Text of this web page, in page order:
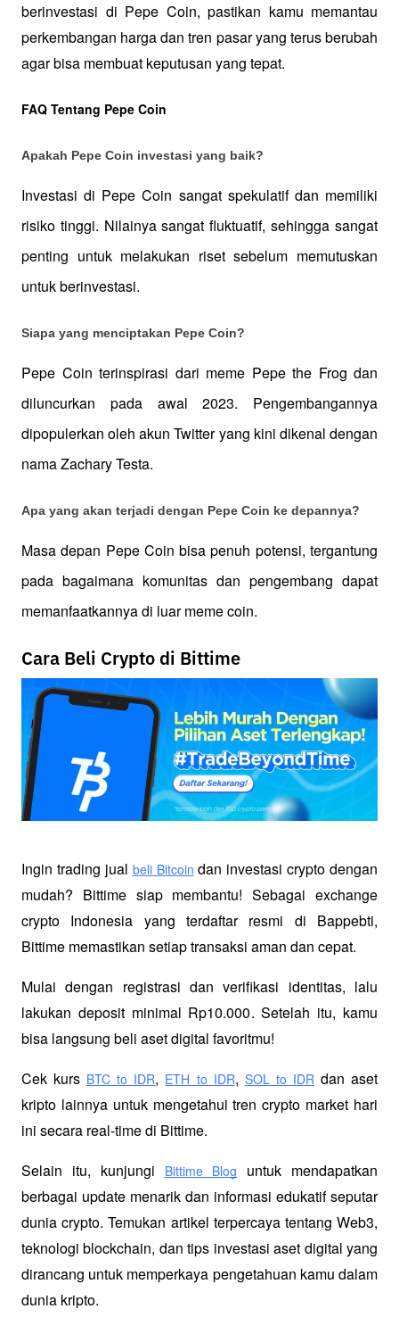
berinvestasi di Pepe Coin, pastikan kamu memantau
perkembangan harga dan tren pasar yang terus berubah
agar bisa membuat keputusan yang tepat.
FAQ Tentang Pepe Coin
Apakah Pepe Coin investasi yang baik?
Investasi di Pepe Coin sangat spekulatif dan memiliki
risiko tinggi. Nilainya sangat fluktuatif, sehingga sangat
penting untuk melakukan riset sebelum memutuskan
untuk berinvestasi.
Siapa yang menciptakan Pepe Coin?
Pepe Coin terinspirasi dari meme Pepe the Frog dan
diluncurkan pada awal 2023. Pengembangannya
dipopulerkan oleh akun Twitter yang kini dikenal dengan
nama Zachary Testa.
Apa yang akan terjadi dengan Pepe Coin ke depannya?
Masa depan Pepe Coin bisa penuh potensi, tergantung
pada bagaimana komunitas dan pengembang dapat
memanfaatkannya di luar meme coin.
Cara Beli Crypto di Bittime
Ingin trading jual beli Bitcoin dan investasi crypto dengan
mudah? Bittime siap membantu! Sebagai exchange
crypto Indonesia yang terdaftar resmi di Bappebti,
Bittime memastikan setiap transaksi aman dan cepat.
Mulai dengan registrasi dan verifikasi identitas, lalu
lakukan deposit minimal Rp10.000. Setelah itu, kamu
bisa langsung beli aset digital favoritmu!
Cek kurs BTC to IDR, ETH to IDR, SOL to IDR dan aset
kripto lainnya untuk mengetahui tren crypto market hari
ini secara real-time di Bittime.
Selain itu, kunjungi
Bittime Blog
untuk mendapatkan
berbagai update menarik dan informasi edukatif seputar
dunia crypto. Temukan artikel terpercaya tentang Web3,
teknologi blockchain, dan tips investasi aset digital yang
dirancang untuk memperkaya pengetahuan kamu dalam
dunia kripto.